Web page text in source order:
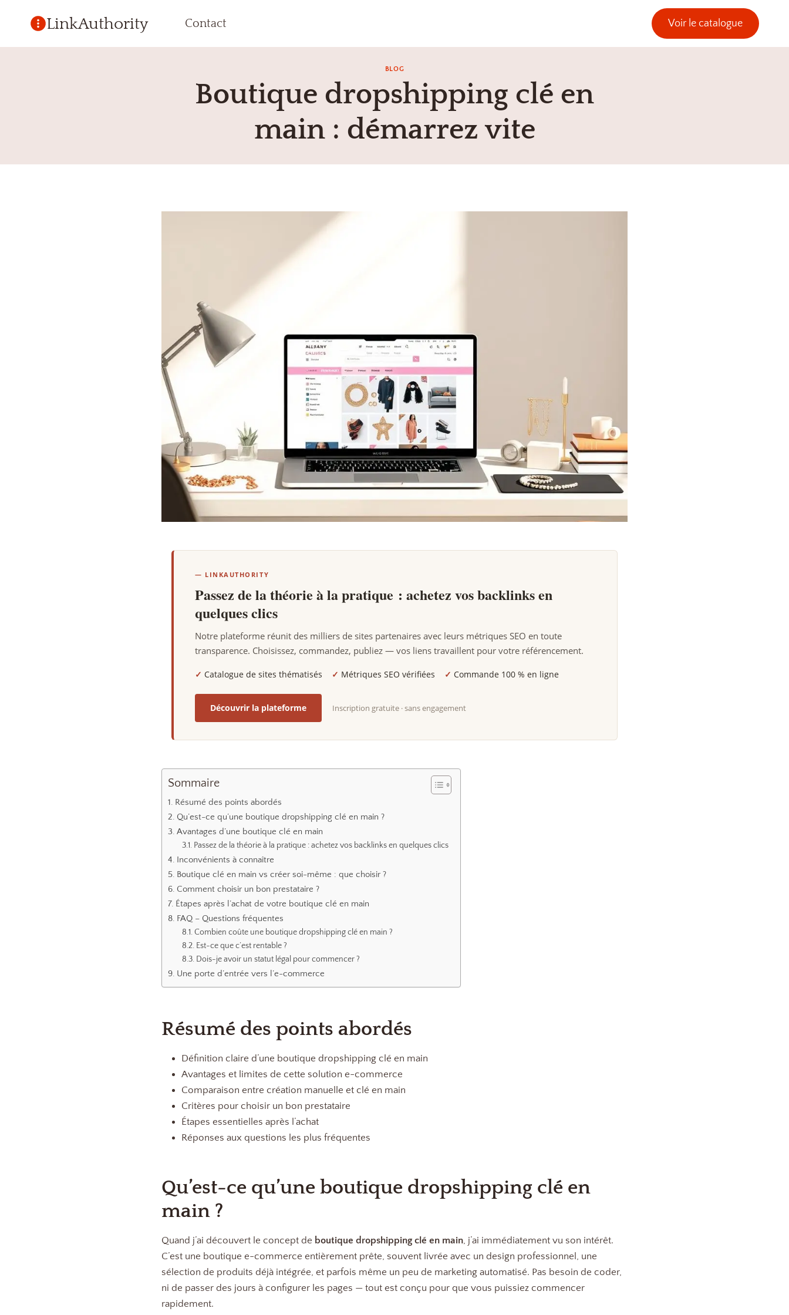
LinkAuthority Contact Voir le catalogue
BLOG
Boutique dropshipping clé en
main : démarrez vite
— LINKAUTHORITY
Passez de la théorie à la pratique : achetez vos backlinks en
quelques clics
Notre plateforme réunit des milliers de sites partenaires avec leurs métriques SEO en toute
transparence. Choisissez, commandez, publiez — vos liens travaillent pour votre référencement.
✓ Catalogue de sites thématisés ✓ Métriques SEO vérifiées ✓ Commande 100 % en ligne
Découvrir la plateforme Inscription gratuite · sans engagement
Sommaire
Résumé des points abordés
Qu’est-ce qu’une boutique dropshipping clé en main ?
Avantages d’une boutique clé en main
Passez de la théorie à la pratique : achetez vos backlinks en quelques clics
Inconvénients à connaître
Boutique clé en main vs créer soi-même : que choisir ?
Comment choisir un bon prestataire ?
Étapes après l’achat de votre boutique clé en main
FAQ – Questions fréquentes
Combien coûte une boutique dropshipping clé en main ?
Est-ce que c’est rentable ?
Dois-je avoir un statut légal pour commencer ?
Une porte d’entrée vers l’e-commerce
Résumé des points abordés
Définition claire d’une boutique dropshipping clé en main
Avantages et limites de cette solution e-commerce
Comparaison entre création manuelle et clé en main
Critères pour choisir un bon prestataire
Étapes essentielles après l’achat
Réponses aux questions les plus fréquentes
Qu’est-ce qu’une boutique dropshipping clé en
main ?
Quand j’ai découvert le concept de boutique dropshipping clé en main, j’ai immédiatement vu son intérêt.
C’est une boutique e-commerce entièrement prête, souvent livrée avec un design professionnel, une
sélection de produits déjà intégrée, et parfois même un peu de marketing automatisé. Pas besoin de coder,
ni de passer des jours à configurer les pages — tout est conçu pour que vous puissiez commencer
rapidement.